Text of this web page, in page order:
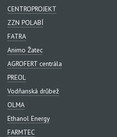
CENTROPROJEKT
ZZN POLABÍ
FATRA
Animo Žatec
AGROFERT centrála
PREOL
Vodňanská drůbež
OLMA
Ethanol Energy
FARMTEC